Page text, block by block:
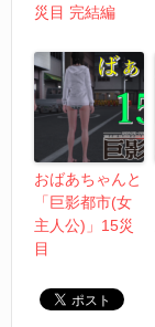
災目 完結編
おばあちゃんと
「巨影都市(女
主人公)」15災
目